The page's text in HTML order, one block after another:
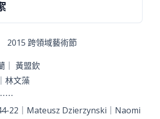
2015 跨領域藝術節
｜ 黃盟欽
林文藻
22｜Mateusz Dzierzynski｜Naomi